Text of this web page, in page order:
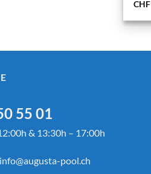
CHF
55 01
& 13:30h – 17:00h
info@augusta-pool.ch